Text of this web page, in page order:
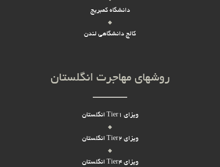
دانشگاه کمبریج
کالج دانشگاهی لندن
روشهای مهاجرت انگلستان
ویزای Tier1 انگلستان
ویزای Tier2 انگلستان
ویزای Tier4 انگلستان